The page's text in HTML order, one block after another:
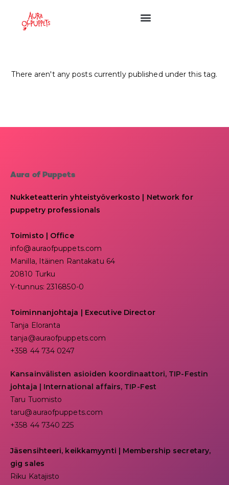
There aren't any posts currently published under this tag.
Aura of Puppets
Nukketeatterin yhteistyöverkosto | Network for
puppetry professionals
Toimisto | Office
info@auraofpuppets.com
Manilla, Itäinen Rantakatu 64
20810 Turku
Y-tunnus: 2316850-0
Toiminnanjohtaja | Executive Director
Tanja Eloranta
tanja@auraofpuppets.com
+358 44 734 0247
Kansainvälisten asioiden koordinaattori, TIP-Festin
johtaja | International affairs, TIP-Fest
Taru Tuomisto
taru@auraofpuppets.com
+358 44 7340 225
Jäsensihteeri, keikkamyynti | Membership secretary,
gig sales
Riku Katajisto